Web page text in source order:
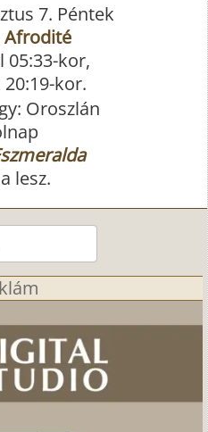
7. Péntek
Afrodité
05:33-kor,
kor.
lesz.